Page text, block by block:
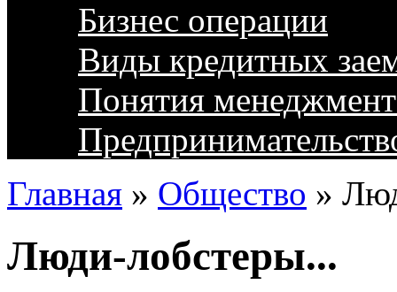
Бизнес операции
Виды кредитных
Понятия
Главная » Общество »
Люди-лобстеры...